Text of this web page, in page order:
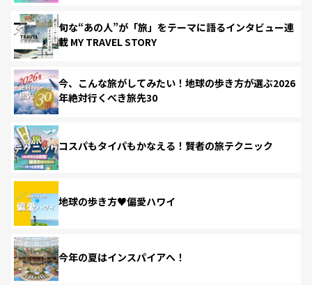
旬な“あの人”が「旅」をテーマに語るインタビュー連
載 MY TRAVEL STORY
今、こんな旅がしてみたい！地球の歩き方が選ぶ2026
年絶対行くべき旅先30
コスパもタイパもかなえる！賢者の旅テクニック
地球の歩き方♥偏愛ハワイ
今年の夏はインスパイアへ！